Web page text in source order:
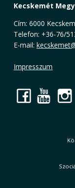
Kecskemét
Cím: 6000
Telefon: +36-76/
E-mail:
Impresszum